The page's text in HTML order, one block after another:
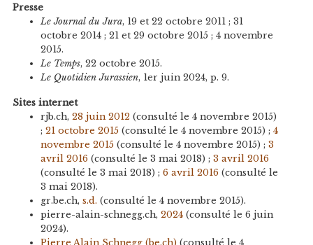
Presse
Le Journal du Jura, 19 et 22 octobre 2011 ; 31
octobre 2014 ; 21 et 29 octobre 2015 ; 4 novembre
2015.
Le Temps, 22 octobre 2015.
Le Quotidien Jurassien, 1er juin 2024, p. 9.
Sites internet
rjb.ch, 28 juin 2012 (consulté le 4 novembre 2015)
; 21 octobre 2015(consulté le 4 novembre 2015) ; 4
novembre 2015(consulté le 4 novembre 2015) ; 3
avril 2016(consulté le 3 mai 2018) ; 3 avril 2016
(consulté le 3 mai 2018) ; 6 avril 2016(consulté le
3 mai 2018).
gr.be.ch, s.d. (consulté le 4 novembre 2015).
pierre-alain-schnegg.ch, 2024(consulté le 6 juin
2024).
Pierre Alain Schnegg (be.ch)(consulté le 4